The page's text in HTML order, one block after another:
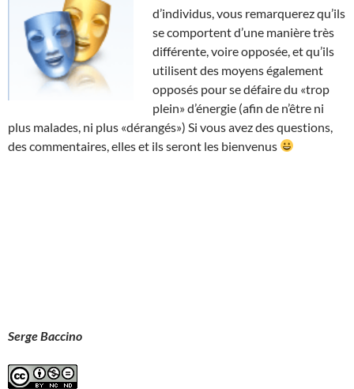
d’individus, vous remarquerez qu’ils
se comportent d’une manière très
différente, voire opposée, et qu’ils
utilisent des moyens également
opposés pour se défaire du «trop
plein» d’énergie (afin de n’être ni
plus malades, ni plus «dérangés») Si vous avez des questions,
des commentaires, elles et ils seront les bienvenus
Serge Baccino